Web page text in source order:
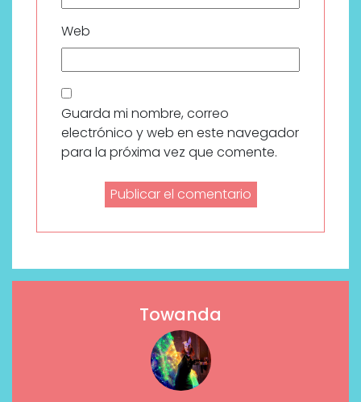
Web
Guarda mi nombre, correo
electrónico y web en este navegador
para la próxima vez que comente.
Towanda